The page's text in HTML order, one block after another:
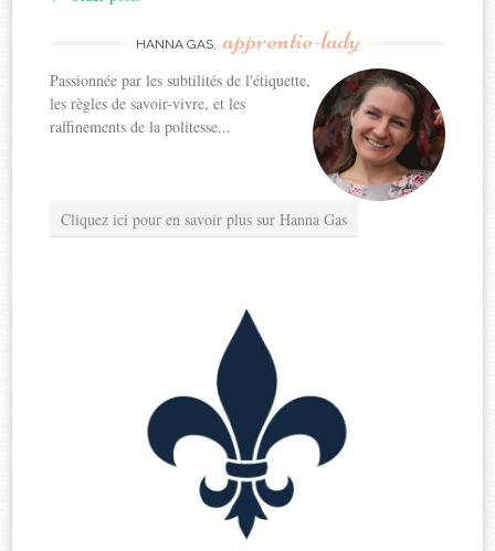
navigation
HANNA GAS, apprentie-lady
Passionnée par les subtilités de l'étiquette,
les règles de savoir-vivre, et les
raffinements de la politesse...
Cliquez ici pour en savoir plus sur Hanna Gas